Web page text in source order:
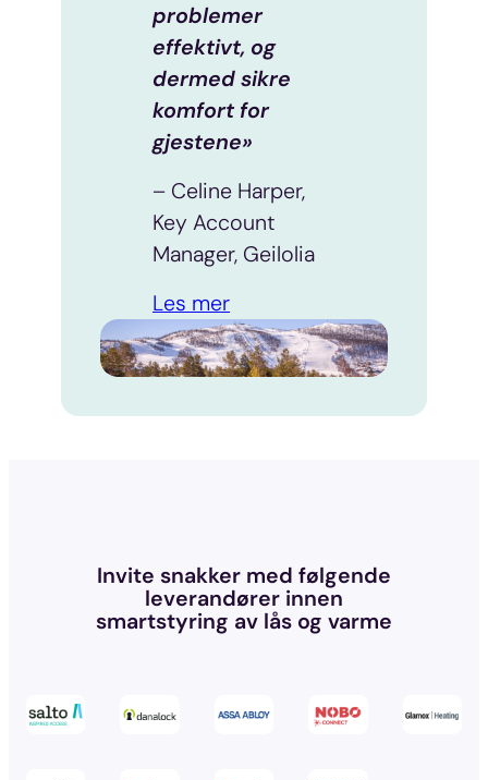
problemer
effektivt, og
dermed sikre
komfort for
gjestene»
– Celine Harper,
Key Account
Manager, Geilolia
Les mer
Invite snakker med følgende
leverandører innen
smartstyring av lås og varme